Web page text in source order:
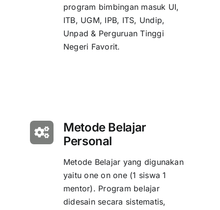
program bimbingan masuk UI,
ITB, UGM, IPB, ITS, Undip,
Unpad & Perguruan Tinggi
Negeri Favorit.
Metode Belajar
Personal
Metode Belajar yang digunakan
yaitu one on one (1 siswa 1
mentor). Program belajar
didesain secara sistematis,